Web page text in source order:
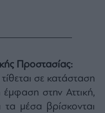
Προστασίας:
σε κατάσταση
έμφαση στην Αττική,
μέσα βρίσκονται